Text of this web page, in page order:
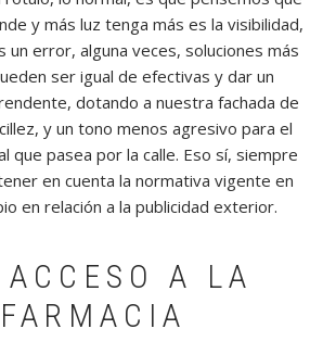
y más luz tenga más es la visibilidad,
un error, alguna veces, soluciones más
ser igual de efectivas y dar un
dotando a nuestra fachada de
y un tono menos agresivo para el
que pasea por la calle. Eso sí, siempre
en cuenta la normativa vigente en
en relación a la publicidad exterior.
A LA
FARMACIA